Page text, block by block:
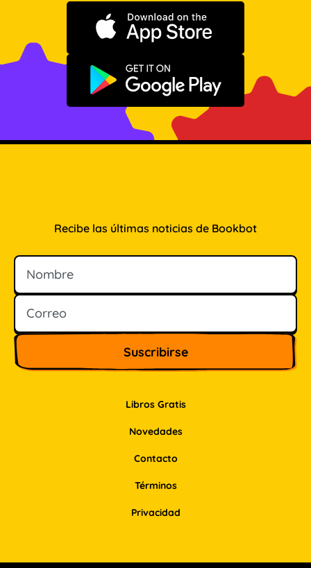
Descargar en App Store
Disponible en Google Play
Libros Gratis
Novedades
Contacto
Recibe las últimas noticias de Bookbot
Nombre
Correo
Términos
Privacidad